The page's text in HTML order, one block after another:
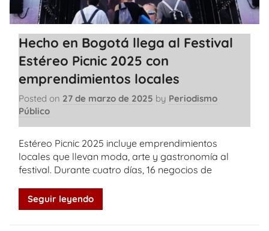
Hecho en Bogotá llega al Festival
Estéreo Picnic 2025 con
emprendimientos locales
Posted on 27 de marzo de 2025 by Periodismo
Público
Estéreo Picnic 2025 incluye emprendimientos
locales que llevan moda, arte y gastronomía al
festival. Durante cuatro días, 16 negocios de
Seguir leyendo